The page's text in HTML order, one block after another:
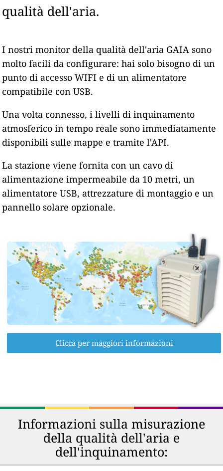
qualità dell'aria.
I nostri monitor della qualità dell'aria GAIA sono
molto facili da configurare: hai solo bisogno di un
punto di accesso WIFI e di un alimentatore
compatibile con USB.
Una volta connesso, i livelli di inquinamento
atmosferico in tempo reale sono immediatamente
disponibili sulle mappe e tramite l'API.
La stazione viene fornita con un cavo di
alimentazione impermeabile da 10 metri, un
alimentatore USB, attrezzature di montaggio e un
pannello solare opzionale.
Clicca per maggiori informazioni
Informazioni sulla misurazione
della qualità dell'aria e
dell'inquinamento: